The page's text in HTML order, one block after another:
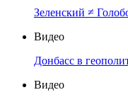
Зеленский ≠
Видео
Донбасс в
Видео